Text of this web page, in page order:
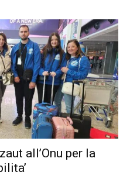
all’Onu per la